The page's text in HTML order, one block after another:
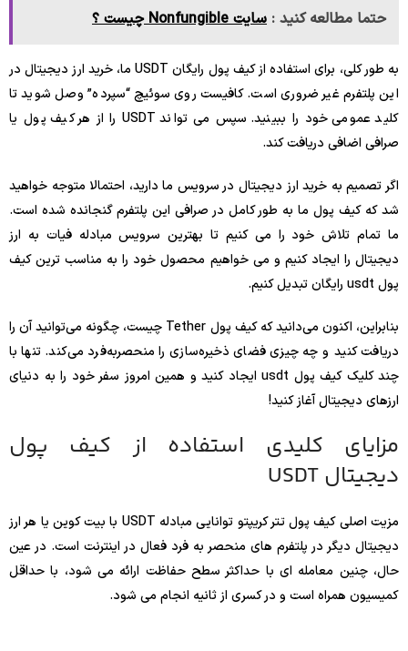
حتما مطالعه کنید : سایت Nonfungible چیست ؟
به طور کلی، برای استفاده از کیف پول رایگان USDT ما، خرید ارز دیجیتال در
این پلتفرم غیر ضروری است. کافیست روی سوئیچ “سپرده” وصل شوید تا
کلید عمومی خود را ببینید. سپس می تواند USDT را از هر کیف پول یا
صرافی اضافی دریافت کند.
اگر تصمیم به خرید ارز دیجیتال در سرویس ما دارید، احتمالا متوجه خواهید
شد که کیف پول ما به طور کامل در صرافی این پلتفرم گنجانده شده است.
ما تمام تلاش خود را می کنیم تا بهترین سرویس مبادله فیات به ارز
دیجیتال را ایجاد کنیم و می خواهیم محصول خود را به مناسب ترین کیف
پول usdt رایگان تبدیل کنیم.
بنابراین، اکنون می‌دانید که کیف پول Tether چیست، چگونه می‌توانید آن را
دریافت کنید و چه چیزی فضای ذخیره‌سازی را منحصربه‌فرد می‌کند. تنها با
چند کلیک کیف پول usdt ایجاد کنید و همین امروز سفر خود را به دنیای
ارزهای دیجیتال آغاز کنید!
مزایای کلیدی استفاده از کیف پول
دیجیتال USDT
مزیت اصلی کیف پول تتر کریپتو توانایی مبادله USDT با بیت کوین یا هر ارز
دیجیتال دیگر در پلتفرم های منحصر به فرد فعال در اینترنت است. در عین
حال، چنین معامله ای با حداکثر سطح حفاظت ارائه می شود، با حداقل
کمیسیون همراه است و در کسری از ثانیه انجام می شود.